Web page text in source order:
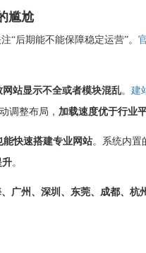
尴尬
“后期能不能保障稳定运营”。
站显示不全或者模块混乱。 建
调整布局， 加载速度优于行业
快速搭建专业网站。系统内置
升。
广州、深圳、东莞、成都、杭